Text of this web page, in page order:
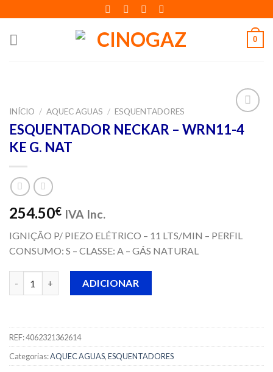
to
content
0
Adicionar
aos meus
INÍCIO / AQUEC AGUAS / ESQUENTADORES
ESQUENTADOR NECKAR – WRN11-4
KE G. NAT
254.50€ IVA Inc.
IGNIÇÃO P/ PIEZO ELÉTRICO – 11 LTS/MIN – PERFIL
CONSUMO: S – CLASSE: A – GÁS NATURAL
ADICIONAR
REF:4062321362614
Categorias:AQUEC AGUAS,ESQUENTADORES